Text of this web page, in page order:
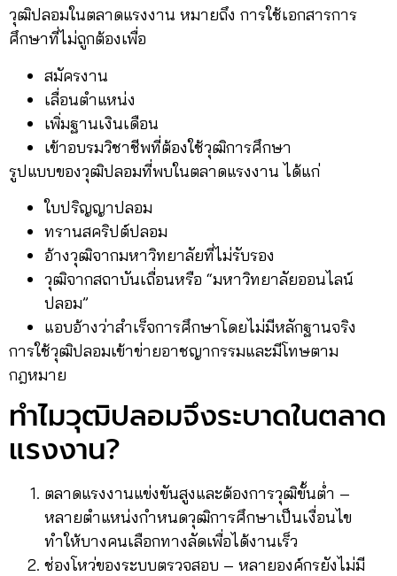
วุฒิปลอมในตลาดแรงงาน หมายถึง การใช้เอกสารการ
ศึกษาที่ไม่ถูกต้องเพื่อ
สมัครงาน
เลื่อนตำแหน่ง
เพิ่มฐานเงินเดือน
เข้าอบรมวิชาชีพที่ต้องใช้วุฒิการศึกษา
รูปแบบของวุฒิปลอมที่พบในตลาดแรงงาน ได้แก่
ใบปริญญาปลอม
ทรานสคริปต์ปลอม
อ้างวุฒิจากมหาวิทยาลัยที่ไม่รับรอง
วุฒิจากสถาบันเถื่อนหรือ “มหาวิทยาลัยออนไลน์
ปลอม”
แอบอ้างว่าสำเร็จการศึกษาโดยไม่มีหลักฐานจริง
การใช้วุฒิปลอมเข้าข่ายอาชญากรรมและมีโทษตาม
กฎหมาย
ทำไมวุฒิปลอมจึงระบาดในตลาด
แรงงาน?
ตลาดแรงงานแข่งขันสูงและต้องการวุฒิขั้นต่ำ –
หลายตำแหน่งกำหนดวุฒิการศึกษาเป็นเงื่อนไข
ทำให้บางคนเลือกทางลัดเพื่อได้งานเร็ว
ช่องโหว่ของระบบตรวจสอบ – หลายองค์กรยังไม่มี